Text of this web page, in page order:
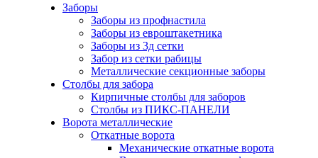
Заборы
Заборы из профнастила
Заборы из евроштакетника
Заборы из 3д сетки
Забор из сетки рабицы
Металлические секционные заборы
Столбы для забора
Кирпичные столбы для заборов
Столбы из ПИКС-ПАНЕЛИ
Ворота металлические
Откатные ворота
Механические откатные ворота